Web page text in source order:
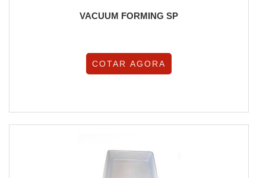
VACUUM FORMING SP
COTAR AGORA